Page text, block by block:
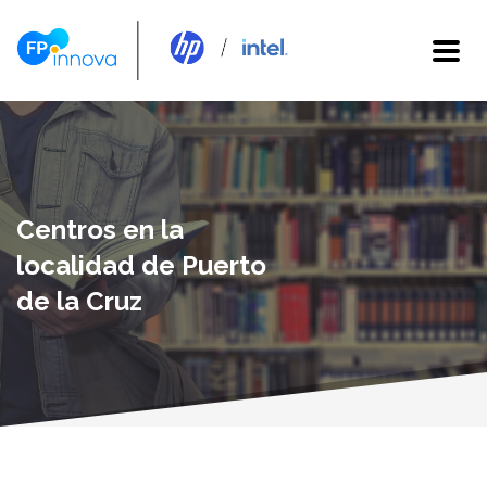
Centros en la
localidad de Puerto
de la Cruz